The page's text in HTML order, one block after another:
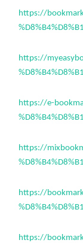
https://
https://
https://e-
https://
https://
https://